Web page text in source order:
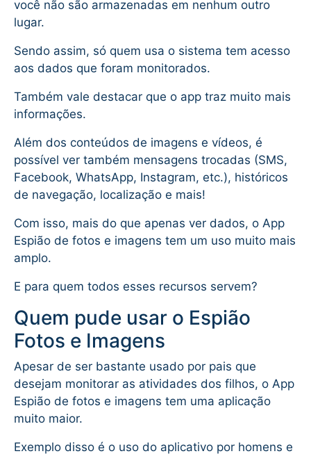
você não são armazenadas em nenhum outro
lugar.
Sendo assim, só quem usa o sistema tem acesso
aos dados que foram monitorados.
Também vale destacar que o app traz muito mais
informações.
Além dos conteúdos de imagens e vídeos, é
possível ver também mensagens trocadas (SMS,
Facebook, WhatsApp, Instagram, etc.), históricos
de navegação, localização e mais!
Com isso, mais do que apenas ver dados, o App
Espião de fotos e imagens tem um uso muito mais
amplo.
E para quem todos esses recursos servem?
Quem pude usar o Espião
Fotos e Imagens
Apesar de ser bastante usado por pais que
desejam monitorar as atividades dos filhos, o App
Espião de fotos e imagens tem uma aplicação
muito maior.
Exemplo disso é o uso do aplicativo por homens e